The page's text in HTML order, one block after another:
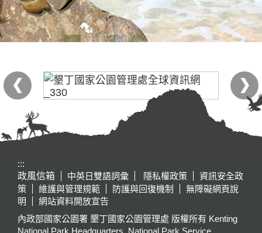
:::
政風信箱
中英日雙語詞彙 隱私權政策
資訊安全政
策
維護與管理規範 防護與回復機制
無障礙網頁說
明
網站資料開放宣告
內政部國家公園署 墾丁國家公園管理處 版權所有 Kenting
National Park Headquarters, National Park Service,